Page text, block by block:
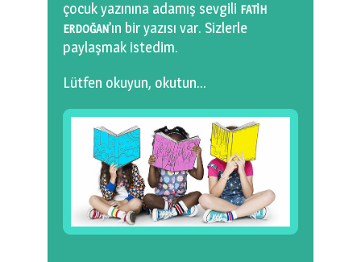
çocuk yazınına adamış sevgili FATİH
ERDOĞAN’ın bir yazısı var. Sizlerle
paylaşmak istedim.
Lütfen okuyun, okutun…